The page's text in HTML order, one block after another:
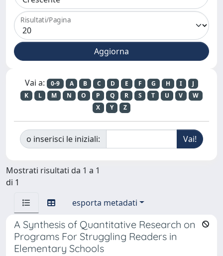
Risultati/Pagina
Vai a: 0-9 A B C D E F G H I
J
K
L M N O P Q R S T U V
W
X
Y Z
o inserisci le iniziali:
Mostrati risultati da 1 a 1
di 1
esporta metadati
A Synthesis of Quantitative Research on
Programs For Struggling Readers in
Elementary Schools